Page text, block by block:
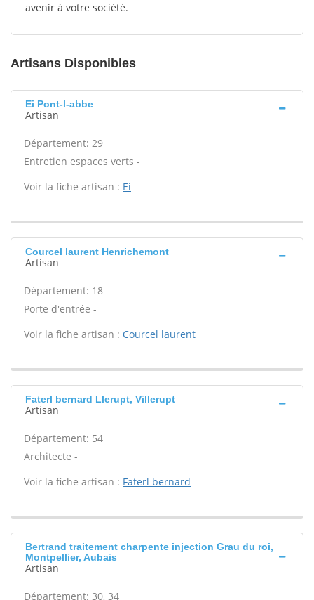
avenir à votre société.
Artisans Disponibles
Ei Pont-l-abbe
Artisan
Département: 29
Entretien espaces verts -
Voir la fiche artisan : Ei
Courcel laurent Henrichemont
Artisan
Département: 18
Porte d'entrée -
Voir la fiche artisan : Courcel laurent
Faterl bernard Llerupt, Villerupt
Artisan
Département: 54
Architecte -
Voir la fiche artisan : Faterl bernard
Bertrand traitement charpente injection Grau du roi,
Montpellier, Aubais
Artisan
Département: 30, 34